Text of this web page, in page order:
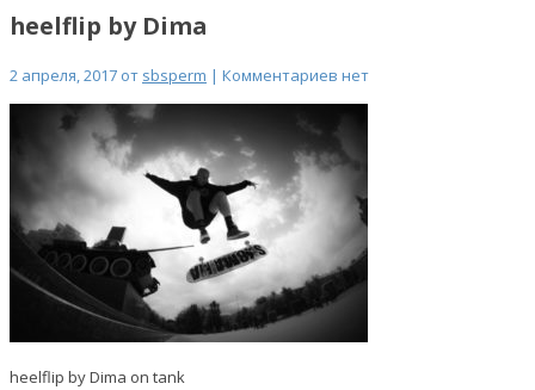
heelflip by Dima
2 апреля, 2017 от sbsperm | Комментариев нет
heelflip by Dima on tank